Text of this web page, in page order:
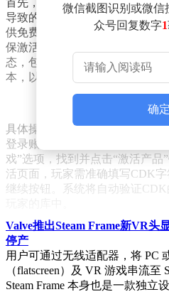
导致的激活失败，玩家可以使
供免费Steam优化服务，通过全
保激活流程顺畅无阻。玩家还
态，包括清除缓存和cookies、
本，以提升浏览器的兼容性和稳
具体操作流程如下：玩家需在手
登录账户并完成双重认证（如
戏”选项，找到并点击“激活产
活页面，玩家需准确填写CDK
继续按钮。系统将自动验证CDK
然而，尽管手机网页激活功能便
活失败的情况。此时，玩家可以
户端进行激活，或者等待网络条
可以利用UU加速器等网络优化
激活成功率。
微信截图识别或微信
众号回复数字1
确定
Valve推出Steam Frame新VR头
停产
用户可通过无线适配器，将 PC
（flatscreen）及 VR 游戏串流至
Steam Frame 本身也是一款独立